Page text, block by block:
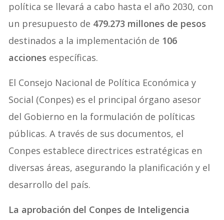
política se llevará a cabo hasta el año 2030, con
un presupuesto de 479.273 millones de pesos
destinados a la implementación de 106
acciones específicas.
El Consejo Nacional de Política Económica y
Social (Conpes) es el principal órgano asesor
del Gobierno en la formulación de políticas
públicas. A través de sus documentos, el
Conpes establece directrices estratégicas en
diversas áreas, asegurando la planificación y el
desarrollo del país.
La aprobación del Conpes de Inteligencia